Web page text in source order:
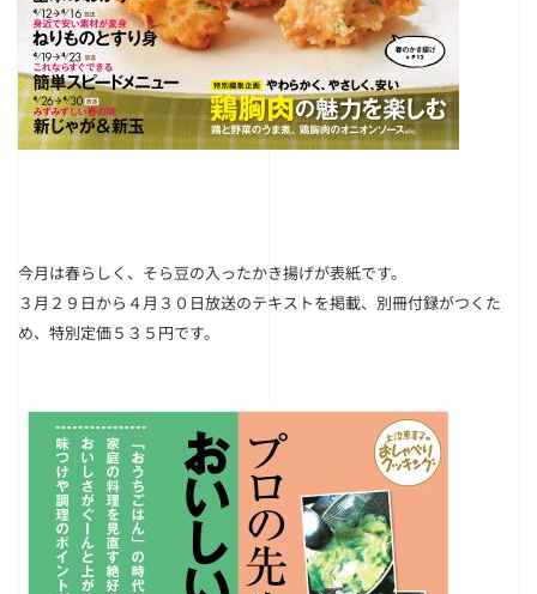
今月は春らしく、そら豆の入ったかき揚げが表紙です。
３月２９日から４月３０日放送のテキストを掲載、別冊付録がつくた
め、特別定価５３５円です。